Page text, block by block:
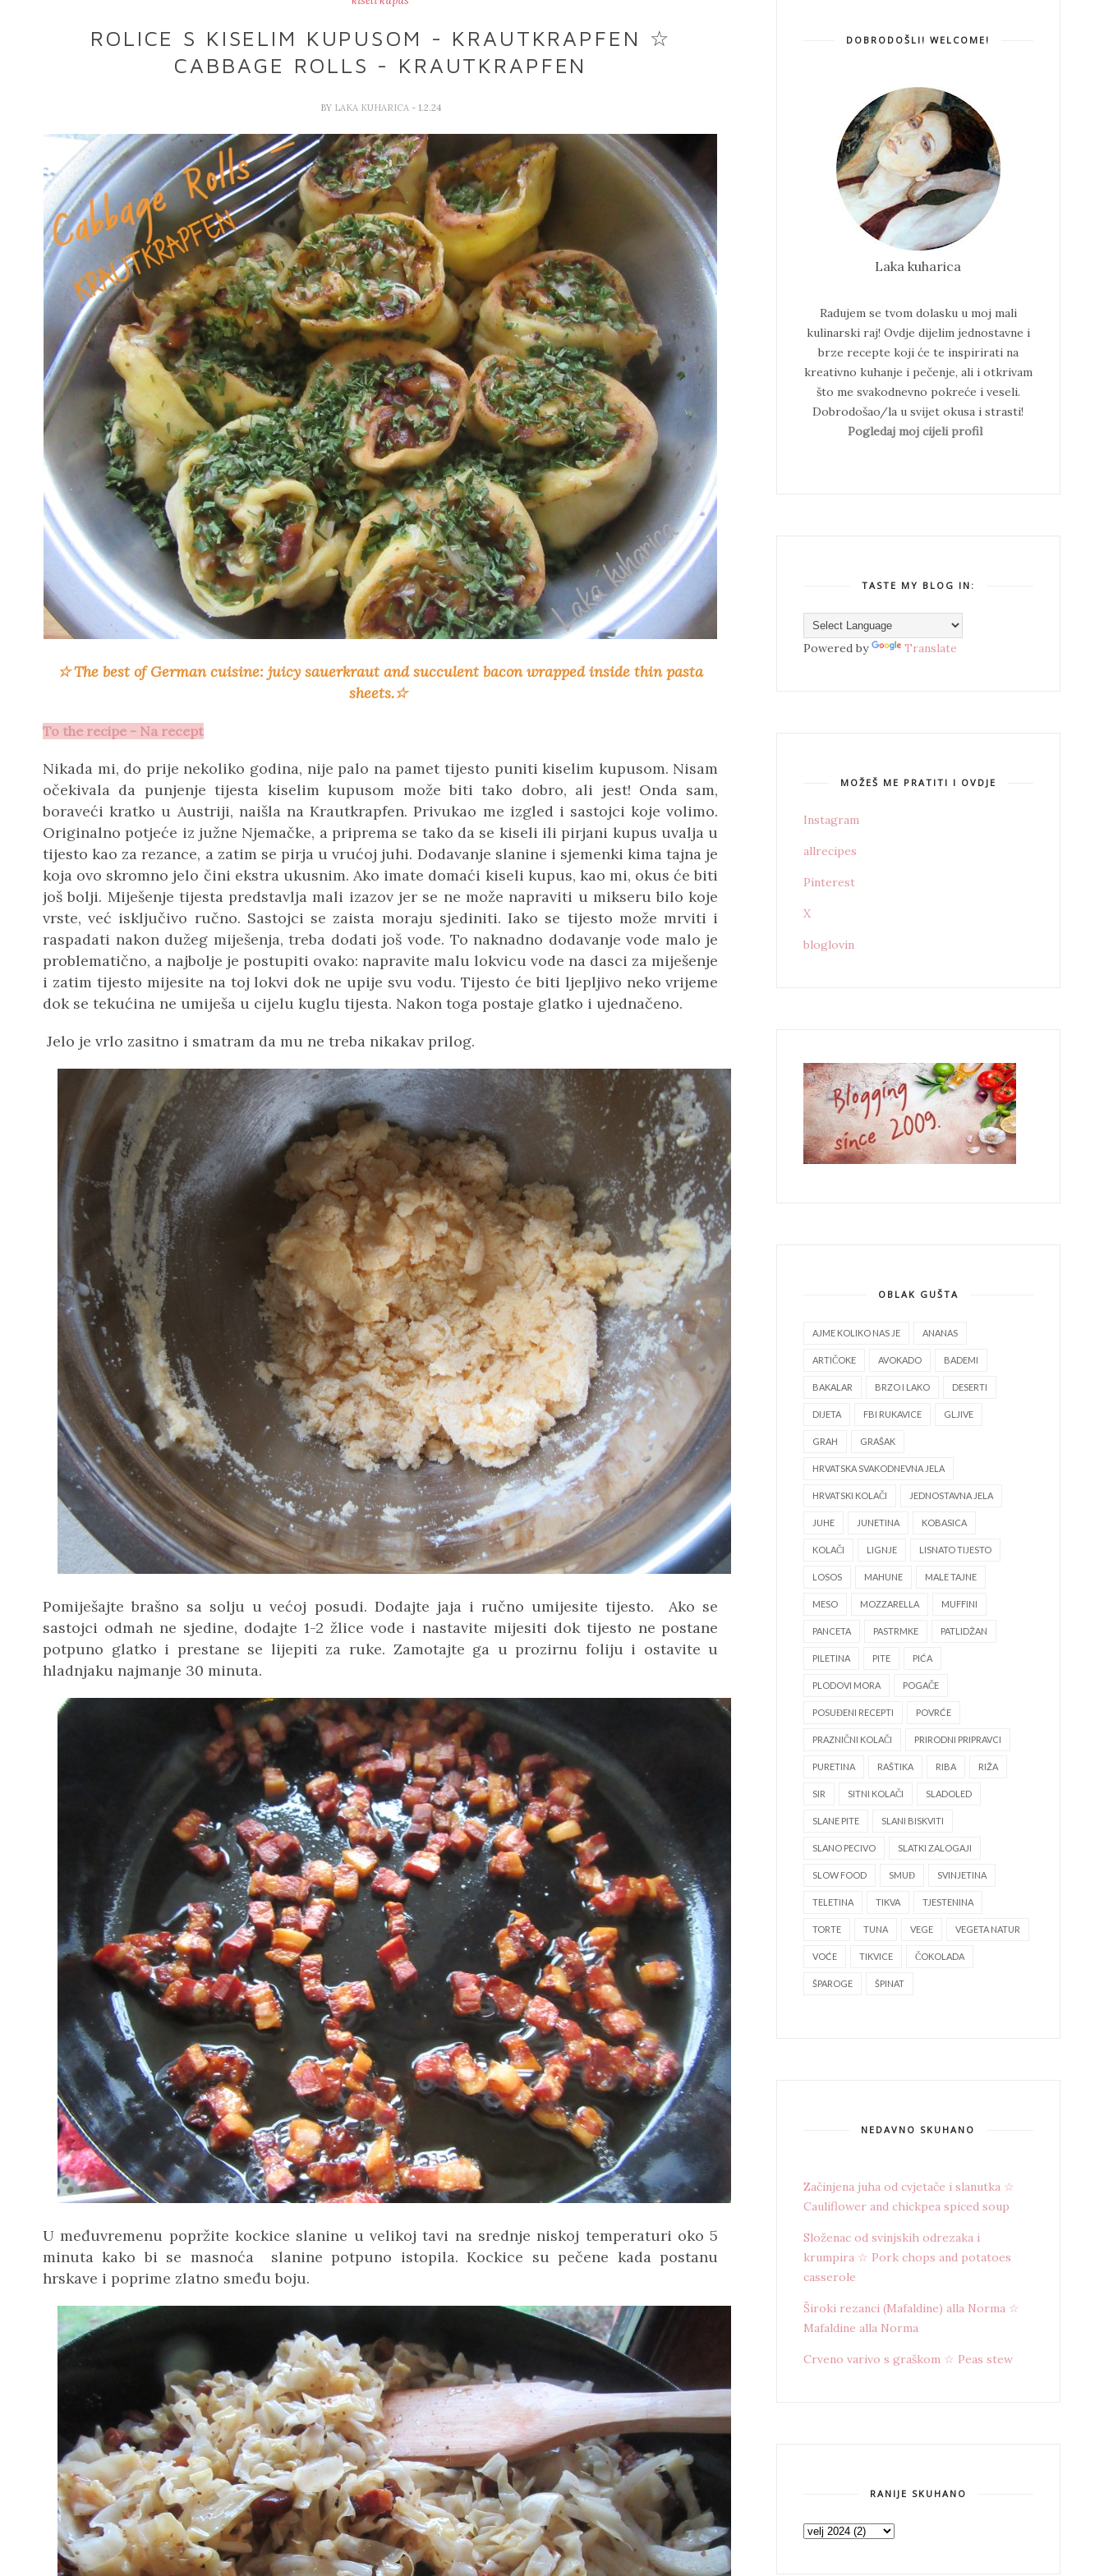
ROLICE S KISELIM KUPUSOM - KRAUTKRAPFEN ☆
CABBAGE ROLLS - KRAUTKRAPFEN
BY LAKA KUHARICA - 1.2.24
☆The best of German cuisine: juicy sauerkraut and succulent bacon wrapped inside thin pasta
sheets.☆
To the recipe - Na recept
Nikada mi, do prije nekoliko godina, nije palo na pamet tijesto puniti kiselim kupusom. Nisam
očekivala da punjenje tijesta kiselim kupusom može biti tako dobro, ali jest! Onda sam,
boraveći kratko u Austriji, naišla na Krautkrapfen. Privukao me izgled i sastojci koje volimo.
Originalno potjeće iz južne Njemačke, a priprema se tako da se kiseli ili pirjani kupus uvalja u
tijesto kao za rezance, a zatim se pirja u vrućoj juhi. Dodavanje slanine i sjemenki kima tajna je
koja ovo skromno jelo čini ekstra ukusnim. Ako imate domaći kiseli kupus, kao mi, okus će biti
još bolji. Miješenje tijesta predstavlja mali izazov jer se ne može napraviti u mikseru bilo koje
vrste, već isključivo ručno. Sastojci se zaista moraju sjediniti. Iako se tijesto može mrviti i
raspadati nakon dužeg miješenja, treba dodati još vode. To naknadno dodavanje vode malo je
problematično, a najbolje je postupiti ovako: napravite malu lokvicu vode na dasci za miješenje
i zatim tijesto mijesite na toj lokvi dok ne upije svu vodu. Tijesto će biti ljepljivo neko vrijeme
dok se tekućina ne umiješa u cijelu kuglu tijesta. Nakon toga postaje glatko i ujednačeno.
Jelo je vrlo zasitno i smatram da mu ne treba nikakav prilog.
Pomiješajte brašno sa solju u većoj posudi. Dodajte jaja i ručno umijesite tijesto. Ako se
sastojci odmah ne sjedine, dodajte 1-2 žlice vode i nastavite mijesiti dok tijesto ne postane
potpuno glatko i prestane se lijepiti za ruke. Zamotajte ga u prozirnu foliju i ostavite u
hladnjaku najmanje 30 minuta.
U međuvremenu popržite kockice slanine u velikoj tavi na srednje niskoj temperaturi oko 5
minuta kako bi se masnoća slanine potpuno istopila. Kockice su pečene kada postanu
hrskave i poprime zlatno smeđu boju.
DOBRODOŠLI! WELCOME!
Laka kuharica
Radujem se tvom dolasku u moj mali
kulinarski raj! Ovdje dijelim jednostavne i
brze recepte koji će te inspirirati na
kreativno kuhanje i pečenje, ali i otkrivam
što me svakodnevno pokreće i veseli.
Dobrodošao/la u svijet okusa i strasti!
Pogledaj moj cijeli profil
TASTE MY BLOG IN:
Powered by Translate
MOŽEŠ ME PRATITI I OVDJE
Instagram
allrecipes
Pinterest
X
bloglovin
OBLAK GUŠTA
AJME KOLIKO NAS JE ANANAS
ARTIČOKE AVOKADO BADEMI
BAKALAR BRZO I LAKO DESERTI
DIJETA FBI RUKAVICE GLJIVE
GRAH GRAŠAK
HRVATSKA SVAKODNEVNA JELA
HRVATSKI KOLAČI JEDNOSTAVNA JELA
JUHE JUNETINA KOBASICA
KOLAČI LIGNJE LISNATO TIJESTO
LOSOS MAHUNE MALE TAJNE
MESO MOZZARELLA MUFFINI
PANCETA PASTRMKE PATLIDŽAN
PILETINA PITE PIĆA
PLODOVI MORA POGAČE
POSUĐENI RECEPTI POVRĆE
PRAZNIČNI KOLAČI PRIRODNI PRIPRAVCI
PURETINA RAŠTIKA RIBA RIŽA
SIR SITNI KOLAČI SLADOLED
SLANE PITE SLANI BISKVITI
SLANO PECIVO SLATKI ZALOGAJI
SLOW FOOD SMUĐ SVINJETINA
TELETINA TIKVA TJESTENINA
TORTE TUNA VEGE VEGETA NATUR
VOĆE TIKVICE ČOKOLADA
ŠPAROGE ŠPINAT
NEDAVNO SKUHANO
Začinjena juha od cvjetače i slanutka ☆
Cauliflower and chickpea spiced soup
Složenac od svinjskih odrezaka i
krumpira ☆ Pork chops and potatoes
casserole
Široki rezanci (Mafaldine) alla Norma ☆
Mafaldine alla Norma
Crveno varivo s graškom ☆ Peas stew
RANIJE SKUHANO